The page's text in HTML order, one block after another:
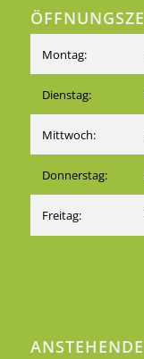
Montag:
Dienstag:
Mittwoch:
Donnerstag:
Freitag: